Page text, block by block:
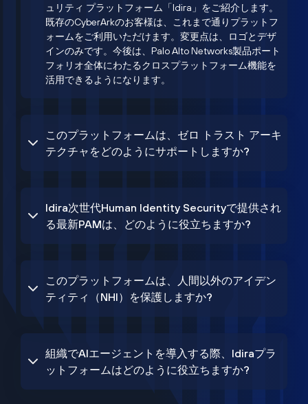
ュリティ プラットフォーム「Idira」をご紹介します。
既存のCyberArkのお客様は、これまで通りプラットフ
ォームをご利用いただけます。変更点は、ロゴとデザ
インのみです。今後は、Palo Alto Networks製品ポート
フォリオ全体にわたるクロスプラットフォーム機能を
活用できるようになります。
このプラットフォームは、ゼロ トラスト アーキ
テクチャをどのようにサポートしますか?
Idira次世代Human Identity Securityで提供され
る最新PAMは、どのように役立ちますか?
このプラットフォームは、人間以外のアイデン
ティティ（NHI）を保護しますか?
組織でAIエージェントを導入する際、Idiraプラ
ットフォームはどのように役立ちますか?